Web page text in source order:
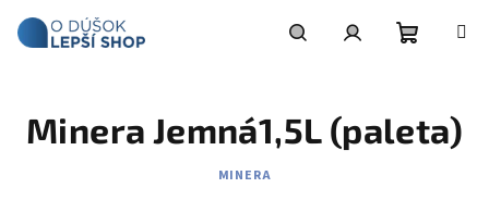
obsah
košík
Minera Jemná1,5L (paleta)
MINERA